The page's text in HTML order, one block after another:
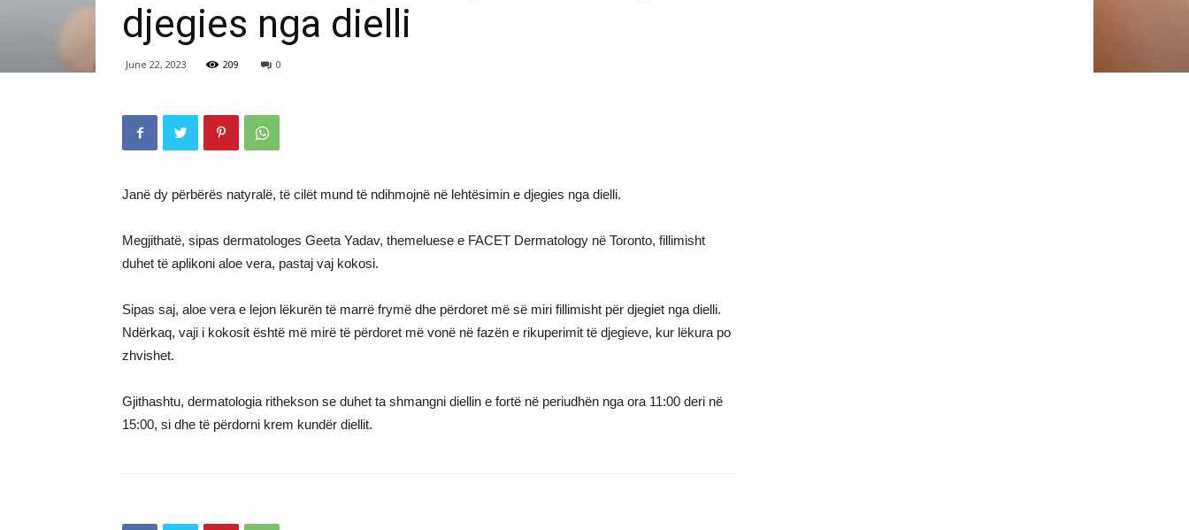
djegies nga dielli
June 22, 2023 209 0
Janë dy përbërës natyralë, të cilët mund të ndihmojnë në lehtësimin e djegies nga dielli.
Megjithatë, sipas dermatologes Geeta Yadav, themeluese e FACET Dermatology në Toronto, fillimisht
duhet të aplikoni aloe vera, pastaj vaj kokosi.
Sipas saj, aloe vera e lejon lëkurën të marrë frymë dhe përdoret më së miri fillimisht për djegiet nga dielli.
Ndërkaq, vaji i kokosit është më mirë të përdoret më vonë në fazën e rikuperimit të djegieve, kur lëkura po
zhvishet.
Gjithashtu, dermatologia rithekson se duhet ta shmangni diellin e fortë në periudhën nga ora 11:00 deri në
15:00, si dhe të përdorni krem kundër diellit.